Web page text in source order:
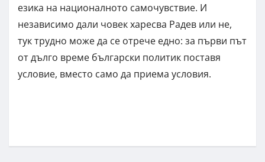
езика на националното самочувствие. И
независимо дали човек харесва Радев или не,
тук трудно може да се отрече едно: за първи път
от дълго време български политик поставя
условие, вместо само да приема условия.